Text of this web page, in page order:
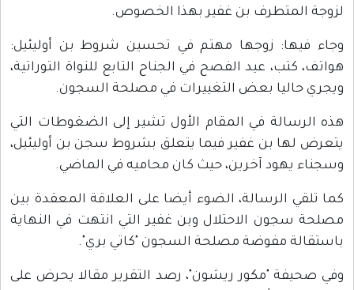
لزوجة المتطرف بن غفير بهذا الخصوص.
وجاء فيها: زوجها مهتم في تحسين شروط بن أوليئيل:
هواتف، كتب، عيد الفصح في الجناح التابع للنواة التوراتية،
ويجري حاليا بعض التغييرات في مصلحة السجون.
هذه الرسالة في المقام الأول تشير إلى الضغوطات التي
يتعرض لها بن غفير فيما يتعلق بشروط سجن بن أوليئيل،
وسجناء يهود آخرين، حيث كان محاميه في الماضي.
كما تلقي الرسالة، الضوء أيضا على العلاقة المعقدة بين
مصلحة سجون الاحتلال وبن غفير التي انتهت في النهاية
باستقالة مفوضة مصلحة السجون "كاتي بري".
وفي صحيفة "مكور ريشون"، رصد التقرير مقالا يحرض على